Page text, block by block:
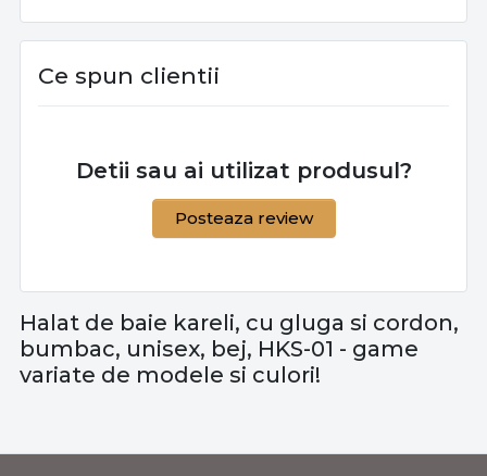
Ce spun clientii
Detii sau ai utilizat produsul?
Posteaza review
Halat de baie kareli, cu gluga si cordon,
bumbac, unisex, bej, HKS-01 - game
variate de modele si culori!